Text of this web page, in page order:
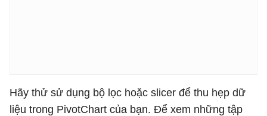
Hãy thử sử dụng bộ lọc hoặc slicer để thu hẹp dữ
liệu trong PivotChart của bạn. Để xem những tập